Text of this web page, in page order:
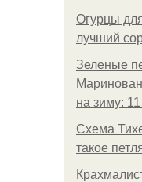
Огурцы
лучший
Зеленые
на зиму:
Схема
такое